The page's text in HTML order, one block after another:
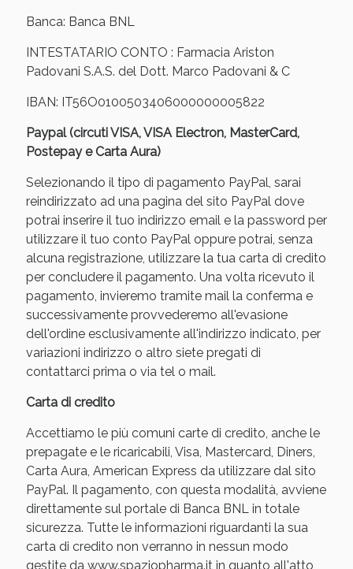
Banca: Banca BNL
INTESTATARIO CONTO : Farmacia Ariston
Padovani S.A.S. del Dott. Marco Padovani & C
IBAN: IT56O0100503406000000005822
Paypal (circuti VISA, VISA Electron, MasterCard,
Postepay e Carta Aura)
Selezionando il tipo di pagamento PayPal, sarai
reindirizzato ad una pagina del sito PayPal dove
potrai inserire il tuo indirizzo email e la password per
utilizzare il tuo conto PayPal oppure potrai, senza
alcuna registrazione, utilizzare la tua carta di credito
per concludere il pagamento. Una volta ricevuto il
pagamento, invieremo tramite mail la conferma e
successivamente provvederemo all'evasione
dell'ordine esclusivamente all'indirizzo indicato, per
variazioni indirizzo o altro siete pregati di
contattarci prima o via tel o mail.
Carta di credito
Accettiamo le più comuni carte di credito, anche le
prepagate e le ricaricabili, Visa, Mastercard, Diners,
Carta Aura, American Express da utilizzare dal sito
PayPal. Il pagamento, con questa modalità, avviene
direttamente sul portale di Banca BNL in totale
sicurezza. Tutte le informazioni riguardanti la sua
carta di credito non verranno in nessun modo
gestite da www.spaziopharma.it in quanto all'atto
Vie Urinarie e Prostata: Sconti fino al 45% oggi!
oggi!